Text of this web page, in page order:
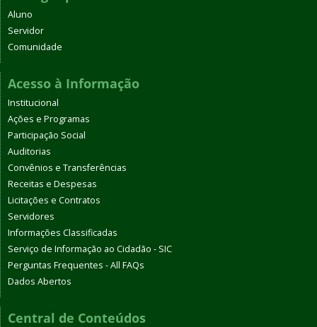
Aluno
Servidor
Comunidade
Acesso à Informação
Institucional
Ações e Programas
Participação Social
Auditorias
Convênios e Transferências
Receitas e Despesas
Licitações e Contratos
Servidores
Informações Classificadas
Serviço de Informação ao Cidadão - SIC
Perguntas Frequentes - All FAQs
Dados Abertos
Central de Conteúdos